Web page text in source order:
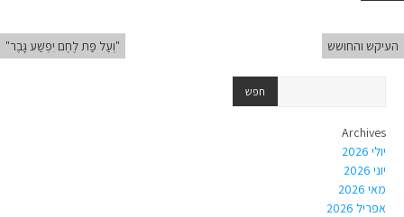
העיקש והחושש "וְעַל פַּת לֶחֶם יִפְשַׁע גָּבֶר"
Archives
יולי 2026
יוני 2026
מאי 2026
אפריל 2026